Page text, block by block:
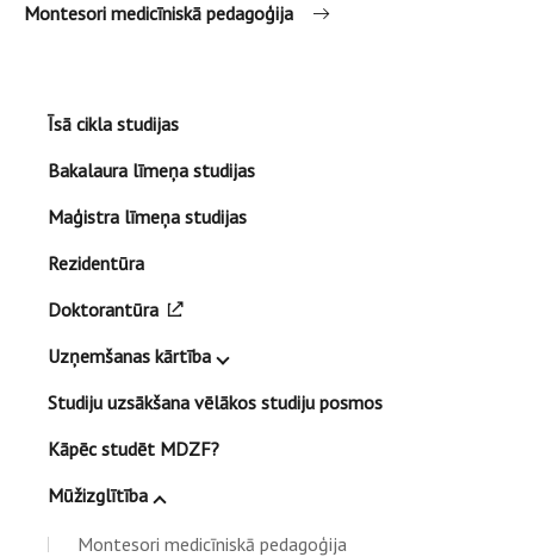
Montesori medicīniskā pedagoģija
Īsā cikla studijas
Bakalaura līmeņa studijas
Maģistra līmeņa studijas
Rezidentūra
Doktorantūra
Uzņemšanas kārtība
Studiju uzsākšana vēlākos studiju posmos
Kāpēc studēt MDZF?
Mūžizglītība
Montesori medicīniskā pedagoģija